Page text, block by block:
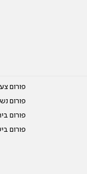
פורום
פורום
פורום
פורום